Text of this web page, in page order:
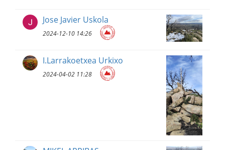
Jose Javier Uskola
2024-12-10 14:26
I.Larrakoetxea Urkixo
2024-04-02 11:28